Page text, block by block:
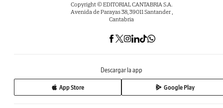
Copyright © EDITORIAL CANTABRIA S.A.
Avenida de Parayas 38, 39011 Santander ,
Cantabria
Descargar la app
App Store Google Play